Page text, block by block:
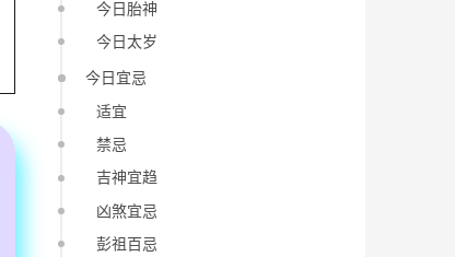
今日胎神
今日太岁
今日宜忌
适宜
禁忌
吉神宜趋
凶煞宜忌
彭祖百忌